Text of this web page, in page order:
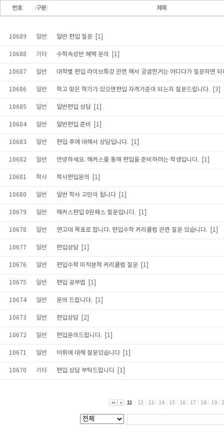
10689 일반 일반 편입 질문 [1]
10688 기타 수학속성반 혜택 문의 [1]
10687 일반 대학별 편입 라이브특강 관련 해서 궁굼한거는 어디다가 질문하면 되
10686 일반 학고 맞은 학기가 있으면편입 자격기준이 되는지 질문드립니다. [3]
10685 일반 일반편입 상담 [1]
10684 일반 일반편입 준비 [1]
10683 일반 편입 후에 대해서 상담입니다. [1]
10682 일반 안녕하세요. 해커스를 통해 편입을 준비하려는 학생입니다. [1]
10681 학사 학사편입문의 [1]
10680 일반 일반 학사 고민이 됩니다 [1]
10679 일반 해커스편입 0원패스 질문입니다. [1]
10678 일반 연고대 목표로 합니다. 편입수학 커리큘럼 관련 질문 있습니다. [1]
10677 일반 편입상담 [1]
10676 일반 편입수학 미적분학 커리큘럼 질문 [1]
10675 일반 편입 공부법 [1]
10674 일반 문의 드립니다. [1]
10673 일반 편입상담 [2]
10672 일반 편입문의드립니다. [1]
10671 일반 어휘에 대해 질문있습니다 [1]
10670 기타 편입 상담 부탁드립니다 [1]
11 12 13 14 15 16 17 18 19